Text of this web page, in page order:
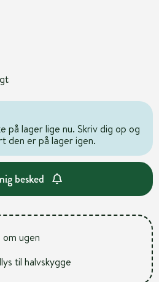
på lager lige nu. Skriv dig op og
den er på lager igen.
besked
om ugen
til halvskygge